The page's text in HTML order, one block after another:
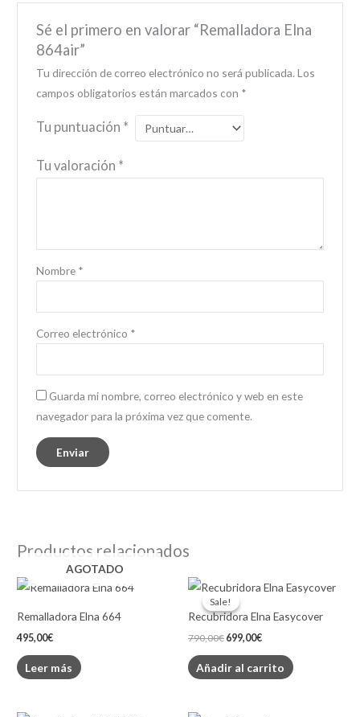
Sé el primero en valorar “Remalladora Elna
864air”
Tu dirección de correo electrónico no será publicada. Los
campos obligatorios están marcados con *
Tu puntuación *
Tu valoración *
Nombre *
Correo electrónico *
Guarda mi nombre, correo electrónico y web en este
navegador para la próxima vez que comente.
Productos relacionados
AGOTADO
Remalladora Elna 664
495,00€
Leer más
Sale!
Sale!
Recubridora Elna Easycover
790,00€
Original
price
was:
790,00€.
699,00€
Current
price
699,00€.
Añadir al carrito